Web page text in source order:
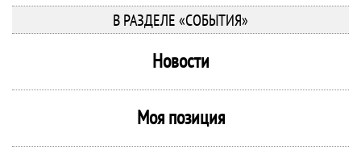
В РАЗДЕЛЕ «СОБЫТИЯ»
Новости
Моя позиция